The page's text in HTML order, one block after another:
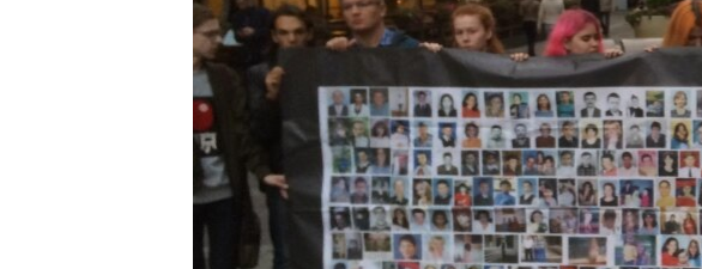
КРЫМ.НЕПОКОРЕННЫЙ
УКРАИНСКАЯ ПРОБЛЕМА КРЫМА